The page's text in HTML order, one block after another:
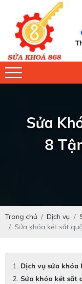
Sửa
8
Trang chủ Dịch vụ
Sửa khóa két sắt
Dịch vụ sửa khóa
Sửa khóa két sắt